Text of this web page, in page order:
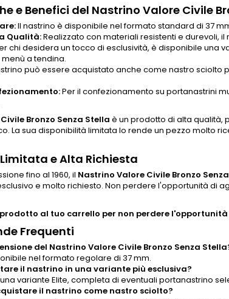
e Benefici del Nastrino Valore Civile
Il nastrino è disponibile nel formato standard di 37
Qualità:Realizzato con materiali resistenti e durevoli,
chi desidera un tocco di esclusività, è disponibile una
a tendina.
può essere acquistato anche come nastro sciolto
Per il confezionamento su portanastrini
Bronzo Senza Stella è un prodotto di alta qualità,
La sua disponibilità limitata lo rende un pezzo molto
e Alta Richiesta
fino al 1960, il Nastrino Valore Civile Bronzo
e molto richiesto. Non perdere l'opportunità di
al tuo carrello per non perdere l'opportunità
Frequenti
del Nastrino Valore Civile Bronzo Senza
nel formato regolare di 37 mm.
il nastrino in una variante più esclusiva?
variante Elite, completa di eventuali portanastrino
il nastrino come nastro sciolto?